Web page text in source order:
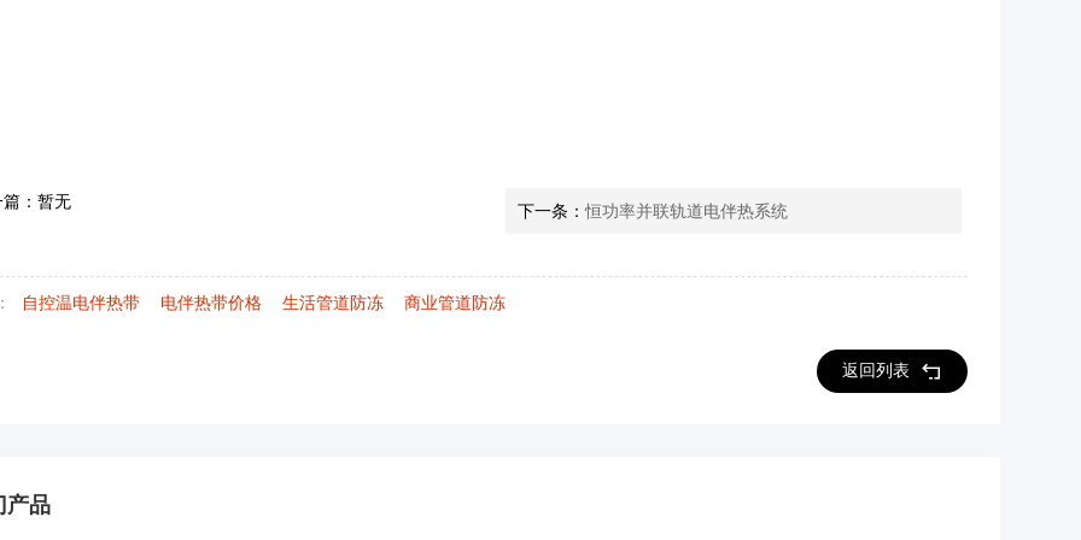
：暂无
下一条：恒功率并联轨道电伴热系统
自控温电伴热带 电伴热带价格 生活管道防冻 商业管道防冻
返回列表
产品